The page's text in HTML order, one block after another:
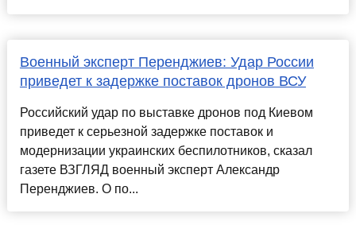
Военный эксперт Перенджиев: Удар России
приведет к задержке поставок дронов ВСУ
Российский удар по выставке дронов под Киевом
приведет к серьезной задержке поставок и
модернизации украинских беспилотников, сказал
газете ВЗГЛЯД военный эксперт Александр
Перенджиев. О по...